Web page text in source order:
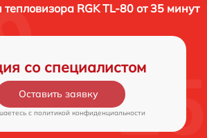
тепловизора RGK TL-80 от 35 минут
со специалистом
Оставить заявку
c политикой конфиденциальности